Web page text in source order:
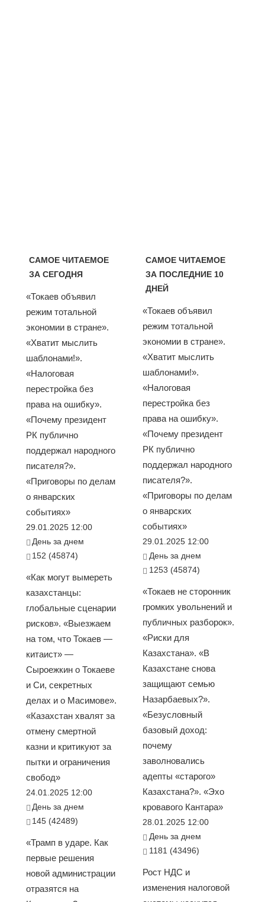
САМОЕ ЧИТАЕМОЕ
ЗА СЕГОДНЯ
«Токаев объявил
режим тотальной
экономии в стране».
«Хватит мыслить
шаблонами!».
«Налоговая
перестройка без
права на ошибку».
«Почему президент
РК публично
поддержал народного
писателя?».
«Приговоры по делам
о январских
событиях»
29.01.2025 12:00
День за днем
152 (45874)
«Как могут вымереть
казахстанцы:
глобальные сценарии
рисков». «Выезжаем
на том, что Токаев —
китаист» —
Сыроежкин о Токаеве
и Си, секретных
делах и о Масимове».
«Казахстан хвалят за
отмену смертной
казни и критикуют за
пытки и ограничения
свобод»
24.01.2025 12:00
День за днем
145 (42489)
«Трамп в ударе. Как
первые решения
новой администрации
отразятся на
САМОЕ ЧИТАЕМОЕ
ЗА ПОСЛЕДНИЕ 10
ДНЕЙ
«Токаев объявил
режим тотальной
экономии в стране».
«Хватит мыслить
шаблонами!».
«Налоговая
перестройка без
права на ошибку».
«Почему президент
РК публично
поддержал народного
писателя?».
«Приговоры по делам
о январских
событиях»
29.01.2025 12:00
День за днем
1253 (45874)
«Токаев не сторонник
громких увольнений и
публичных разборок».
«Риски для
Казахстана». «В
Казахстане снова
защищают семью
Назарбаевых?».
«Безусловный
базовый доход:
почему
заволновались
адепты «старого»
Казахстана?». «Эхо
кровавого Кантара»
28.01.2025 12:00
День за днем
1181 (43496)
Рост НДС и
изменения налоговой